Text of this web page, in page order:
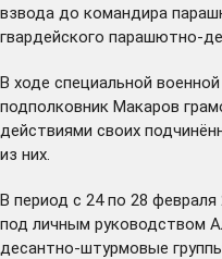
взвода до командира
гвардейского парашютно-
В ходе специальной
подполковник Макаров
действиями своих
из них.
В период с 24 по 28
под личным руководством
десантно-штурмовые